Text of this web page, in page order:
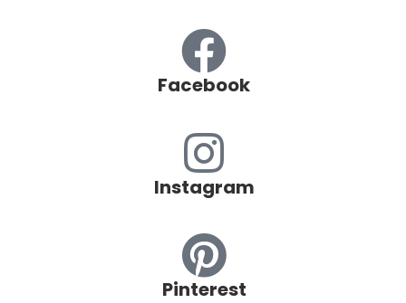
Facebook
Instagram
Pinterest